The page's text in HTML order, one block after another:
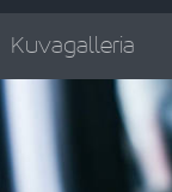
Kuvagalleria